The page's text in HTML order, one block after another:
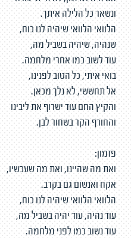
ונשאר כל הלילה איתך.
הלוואי הלוואי שיהיה לנו כוח,
שנהיה, שיהיה בשביל מה,
עוד לשוב כמו אחרי מלחמה.
בואי איתי, כל הטוב לפנינו,
אל תחששי, לא נלך מכאן.
והקיץ החם עוד ישרוף את ליבינו
והחורף הקר בשחור לבן.
פזמון:
ואת מה שהיינו, ואת מה שעכשיו,
אקח ואנשום גם בקרב.
הלוואי הלוואי שיהיה לנו כוח,
עוד נהיה, עוד יהיה בשביל מה,
עוד נשוב כמו לפני מלחמה.